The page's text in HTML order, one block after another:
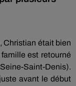
Christian était bien
est retourné
Saint-Denis).
avant le début